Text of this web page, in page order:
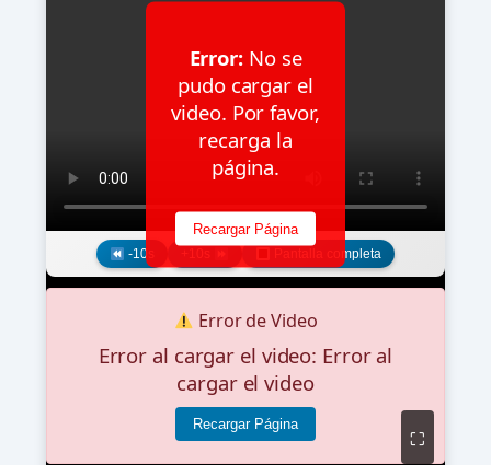
-10s +10s Pantalla completa
⛶
Error de Video
Error al cargar el video: Error al
cargar el video
Recargar Página
Error: No se
pudo cargar el
video. Por favor,
recarga la
página.
Recargar Página